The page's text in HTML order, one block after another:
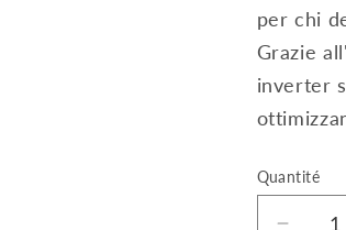
per chi
Grazie
inverter
Quantité